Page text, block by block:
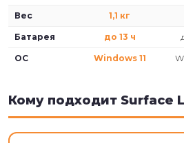
Вес 1,1 кг
Батарея до 13 ч
ОС Windows 11
Кому подходит Surface